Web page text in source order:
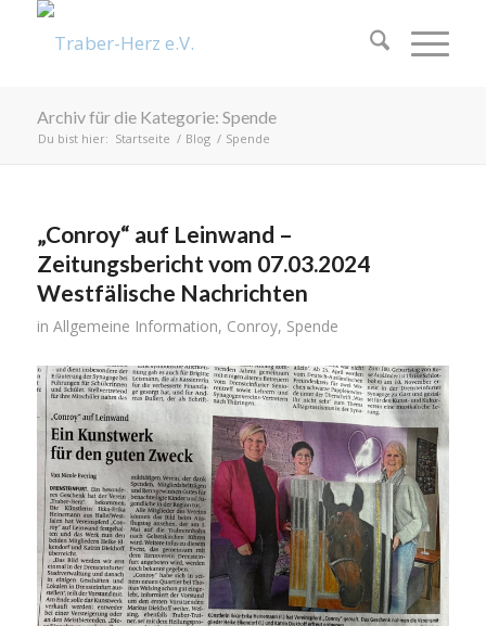
Archiv für die Kategorie: Spende
Du bist hier: Startseite / Blog / Spende
„Conroy“ auf Leinwand –
Zeitungsbericht vom 07.03.2024
Westfälische Nachrichten
in Allgemeine Information, Conroy, Spende